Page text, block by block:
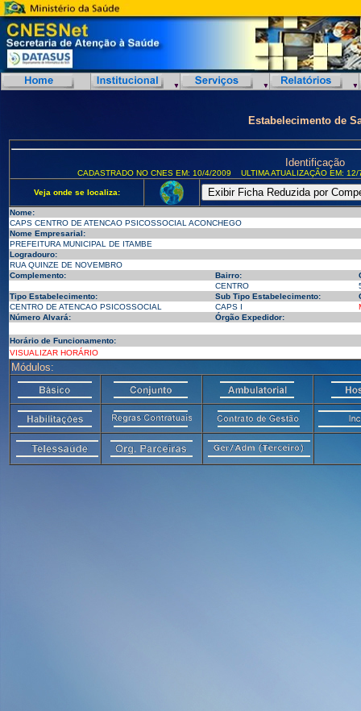
Estabelecimento de
Identificação
CADASTRADO NO CNES EM: 10/4/2009 ULTIMA ATUALIZAÇÃO EM:
Veja onde se localiza:
Nome:
CAPS CENTRO DE ATENCAO PSICOSSOCIAL ACONCHEGO
Nome Empresarial:
PREFEITURA MUNICIPAL DE ITAMBE
Logradouro:
RUA QUINZE DE NOVEMBRO
Complemento:
Bairro:
CENTRO
Tipo Estabelecimento:
Sub Tipo Estabelecimento:
CENTRO DE ATENCAO PSICOSSOCIAL
CAPS I
Número Alvará:
Órgão Expedidor:
Horário de Funcionamento:
VISUALIZAR HORÁRIO
Módulos: